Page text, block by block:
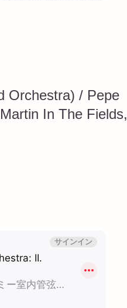
Orchestra) / Pepe
In The Fields,